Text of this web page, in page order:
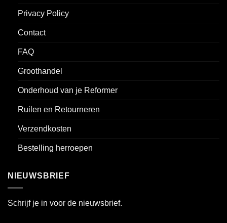
Privacy Policy
Contact
FAQ
Groothandel
Onderhoud van je Reformer
Ruilen en Retourneren
Verzendkosten
Bestelling herroepen
NIEUWSBRIEF
Schrijf je in voor de nieuwsbrief.